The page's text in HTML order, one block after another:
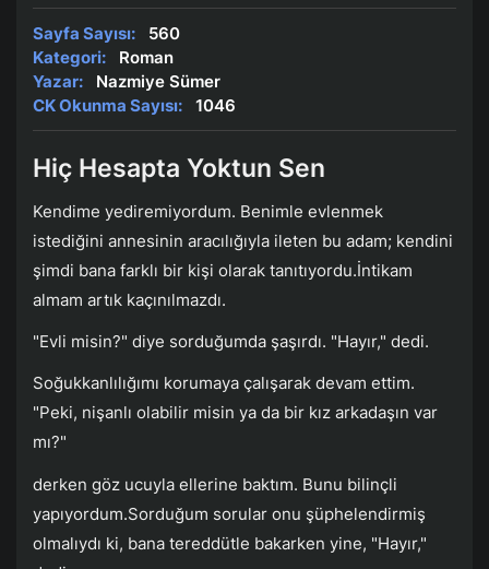
Sayfa Sayısı:
560
Kategori:
Roman
Yazar:
Nazmiye Sümer
CK Okunma Sayısı:
1046
Hiç Hesapta Yoktun Sen
Kendime yediremiyordum. Benimle evlenmek
istediğini annesinin aracılığıyla ileten bu adam; kendini
şimdi bana farklı bir kişi olarak tanıtıyordu.İntikam
almam artık kaçınılmazdı.
"Evli misin?" diye sorduğumda şaşırdı. "Hayır," dedi.
Soğukkanlılığımı korumaya çalışarak devam ettim.
"Peki, nişanlı olabilir misin ya da bir kız arkadaşın var
mı?"
derken göz ucuyla ellerine baktım. Bunu bilinçli
yapıyordum.Sorduğum sorular onu şüphelendirmiş
olmalıydı ki, bana tereddütle bakarken yine, "Hayır,"